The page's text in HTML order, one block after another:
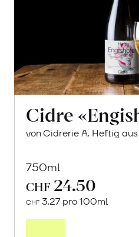
Cidre
von Cidrerie A. Heftig aus
750ml
CHF 24.50
CHF 3.27 pro 100ml